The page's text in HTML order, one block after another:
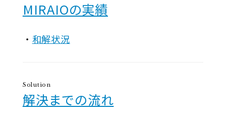
MIRAIOの実績
和解状況
Solution
解決までの流れ